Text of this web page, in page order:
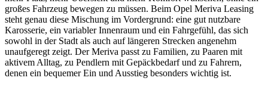
großes Fahrzeug bewegen zu müssen. Beim Opel Meriva Leasing
steht genau diese Mischung im Vordergrund: eine gut nutzbare
Karosserie, ein variabler Innenraum und ein Fahrgefühl, das sich
sowohl in der Stadt als auch auf längeren Strecken angenehm
unaufgeregt zeigt. Der Meriva passt zu Familien, zu Paaren mit
aktivem Alltag, zu Pendlern mit Gepäckbedarf und zu Fahrern,
denen ein bequemer Ein und Ausstieg besonders wichtig ist.